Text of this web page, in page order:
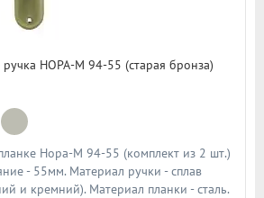
ручка НОРА-М 94-55 (старая бронза)
Нора-М 94-55 (комплект из 2 шт.)
- 55мм. Материал ручки - сплав
и кремний). Материал планки - сталь.